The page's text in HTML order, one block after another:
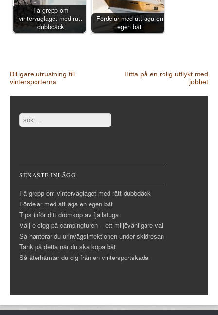
Få grepp om
vinterväglaget med rätt
dubbdäck
Fördelar med att äga en
egen båt
Post navigation
Billigare utrustning till
vintersporterna
Hitta på en rolig utflykt med
jobbet
Search
SENASTE INLÄGG
Få grepp om vinterväglaget med rätt dubbdäck
Fördelar med att äga en egen båt
Tips inför ditt drömköp av fjällstuga
Välj e-cigg på campingturen – ett miljövänligare val
Så hanterar du urinvägsinfektionen under skidresan
Tänk på detta när du ska köpa båt
Så återhämtar du dig från en vintersportskada